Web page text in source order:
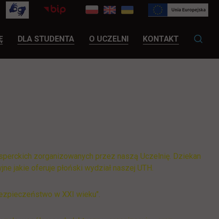
LINK OTWIERA SIĘ W NOWEJ KARCIE
DLA STUDENTA O UCZELNI KONTAKT
zorganizowanych przez naszą Uczelnię. Dziekan
jakie oferuje płoński wydział naszej UTH.
w XXI wieku".